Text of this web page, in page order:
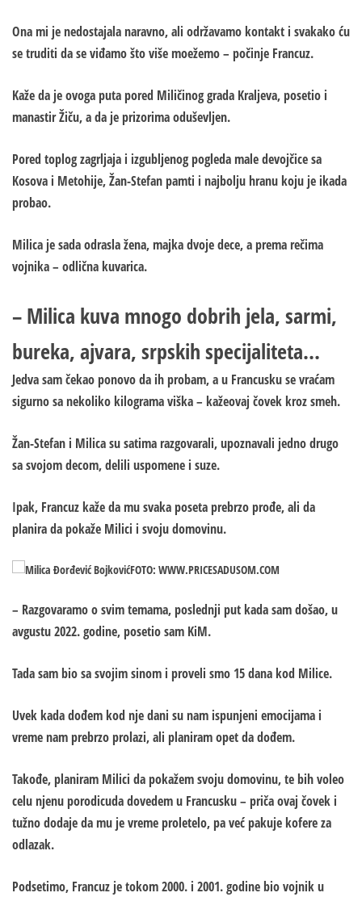
Ona mi je nedostajala naravno, ali održavamo kontakt i svakako ću
se truditi da se viđamo što više moežemo – počinje Francuz.
Kaže da je ovoga puta pored Miličinog grada Kraljeva, posetio i
manastir Žiču, a da je prizorima oduševljen.
Pored toplog zagrljaja i izgubljenog pogleda male devojčice sa
Kosova i Metohije, Žan-Stefan pamti i najbolju hranu koju je ikada
probao.
Milica je sada odrasla žena, majka dvoje dece, a prema rečima
vojnika – odlična kuvarica.
– Milica kuva mnogo dobrih jela, sarmi,
bureka, ajvara, srpskih specijaliteta…
Jedva sam čekao ponovo da ih probam, a u Francusku se vraćam
sigurno sa nekoliko kilograma viška – kažeovaj čovek kroz smeh.
Žan-Stefan i Milica su satima razgovarali, upoznavali jedno drugo
sa svojom decom, delili uspomene i suze.
Ipak, Francuz kaže da mu svaka poseta prebrzo prođe, ali da
planira da pokaže Milici i svoju domovinu.
FOTO: WWW.PRICESADUSOM.COM
– Razgovaramo o svim temama, poslednji put kada sam došao, u
avgustu 2022. godine, posetio sam KiM.
Tada sam bio sa svojim sinom i proveli smo 15 dana kod Milice.
Uvek kada dođem kod nje dani su nam ispunjeni emocijama i
vreme nam prebrzo prolazi, ali planiram opet da dođem.
Takođe, planiram Milici da pokažem svoju domovinu, te bih voleo
celu njenu porodicuda dovedem u Francusku – priča ovaj čovek i
tužno dodaje da mu je vreme proletelo, pa već pakuje kofere za
odlazak.
Podsetimo, Francuz je tokom 2000. i 2001. godine bio vojnik u